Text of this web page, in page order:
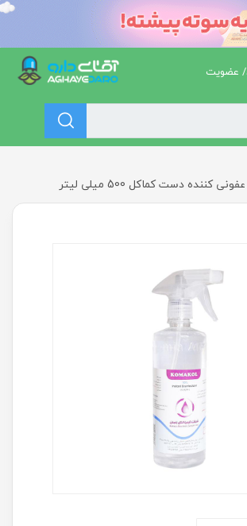
عضویت
دست کماکل 500 میلی لیتر